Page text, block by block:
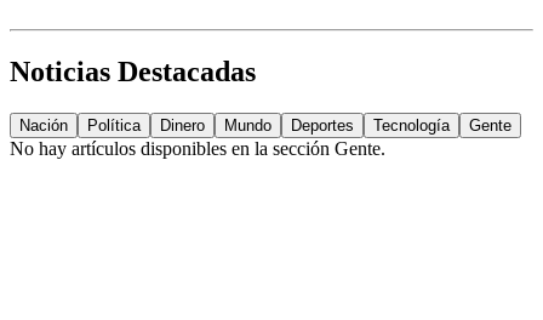
Noticias Destacadas
Nación Política Dinero Mundo Deportes Tecnología Gente
No hay artículos disponibles en la sección Gente.